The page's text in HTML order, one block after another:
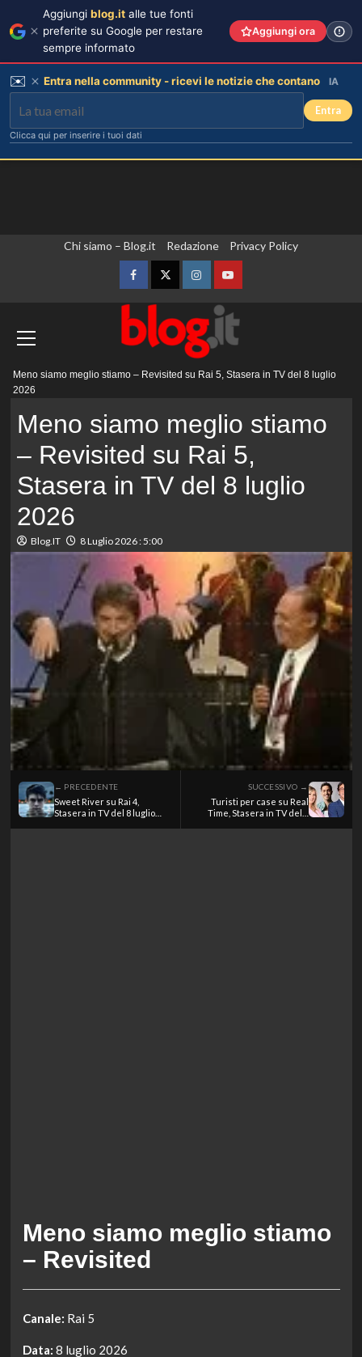
Chi siamo – Blog.it Redazione Privacy Policy
FacebookTwitterInstagramYouTube
principale
Meno siamo meglio stiamo – Revisited su Rai 5, Stasera in TV del 8 luglio
2026
Meno siamo meglio stiamo
– Revisited su Rai 5,
Stasera in TV del 8 luglio
2026
Blog.IT 8 Luglio 2026 : 5:00
← PRECEDENTE
Sweet River su Rai 4,
Stasera in TV del 8 luglio
SUCCESSIVO →
Turisti per case su Real
Time, Stasera in TV del 8
Meno siamo meglio stiamo
– Revisited
Canale: Rai 5
Data: 8 luglio 2026
Aggiungi blog.it alle tue fonti
preferite su Google per restare
sempre informato
Aggiungi ora
✉️ Entra nella community - ricevi le notizie che contano IA
Entra
Clicca qui per inserire i tuoi dati